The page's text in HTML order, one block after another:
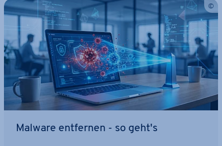
Malware entfernen - so geht's